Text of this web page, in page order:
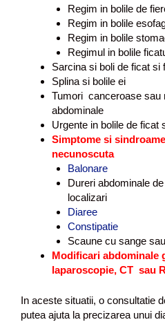
Regim in bolile de
Regim in bolile
Regim in bolile
Regimul in bolile
Sarcina si boli de ficat si
Splina si bolile ei
Tumori canceroase sau
abdominale
Urgente in bolile de ficat
Simptome si
necunoscuta
Balonare
Dureri abdominale
localizari
Diaree
Constipatie
Scaune cu sange
Modificari abdominale
laparoscopie, CT sau
In aceste situatii, o consultatie
putea ajuta la precizarea unui